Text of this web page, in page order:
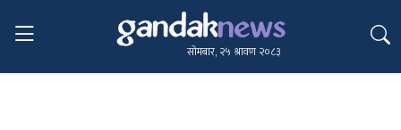
सोमबार, २५ श्रावण २०८३